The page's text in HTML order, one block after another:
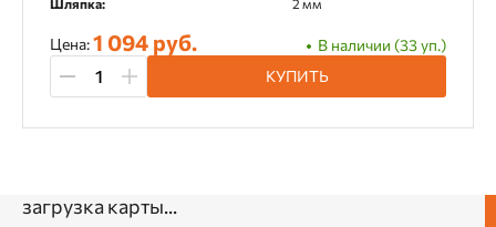
Шляпка:
2 мм
Цена:1 094 руб.
В наличии (33 уп.)
КУПИТЬ
загрузка карты...